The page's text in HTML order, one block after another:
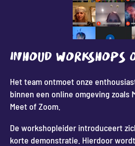
INHOUD WORKSHOPS
Het team ontmoet onze
binnen een online omgeving zoals
Meet of Zoom.
De workshopleider introduceert
korte demonstratie. Hierdoor